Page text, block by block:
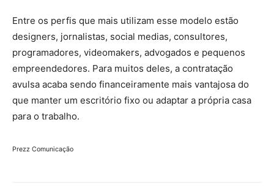
Entre os perfis que mais utilizam esse modelo estão
designers, jornalistas, social medias, consultores,
programadores, videomakers, advogados e pequenos
empreendedores. Para muitos deles, a contratação
avulsa acaba sendo financeiramente mais vantajosa do
que manter um escritório fixo ou adaptar a própria casa
para o trabalho.
Prezz Comunicação